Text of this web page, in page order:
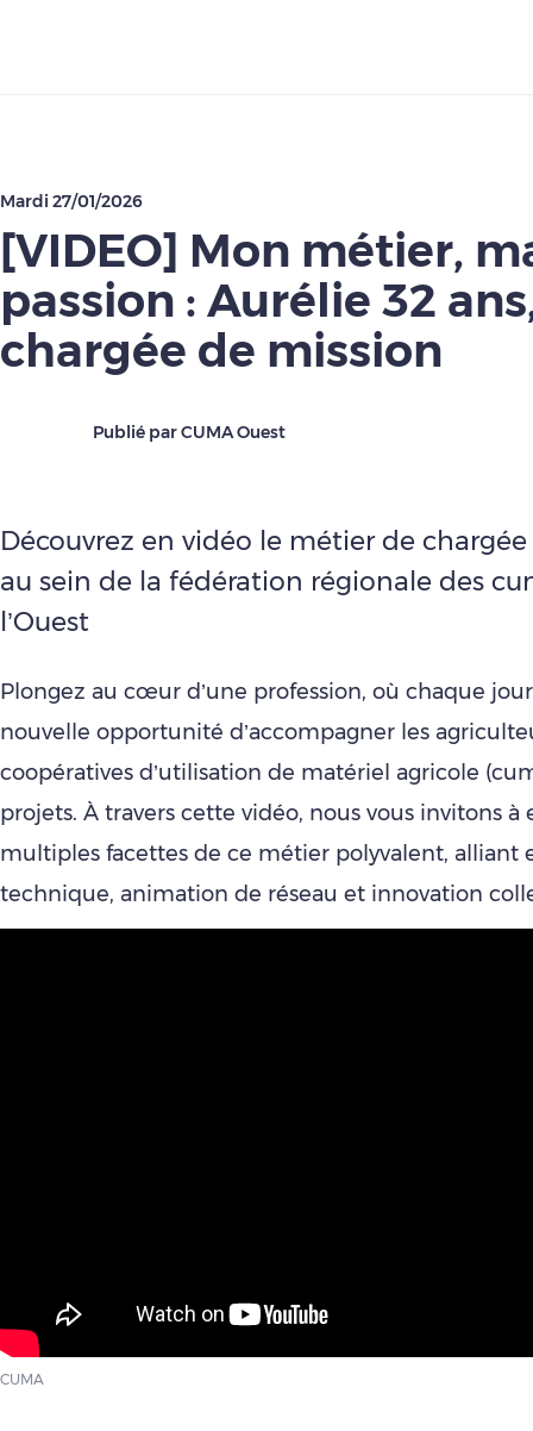
Mardi 27/01/2026
[VIDEO] Mon métier,
passion : Aurélie 32
chargée de mission
Publié par CUMA Ouest
Découvrez en vidéo le métier de
au sein de la fédération régionale des
l’Ouest
Plongez au cœur d’une profession, où chaque
nouvelle opportunité d’accompagner les
coopératives d’utilisation de matériel agricole
projets. À travers cette vidéo, nous vous invitons à
multiples facettes de ce métier polyvalent, alliant
technique, animation de réseau et innovation
CUMA